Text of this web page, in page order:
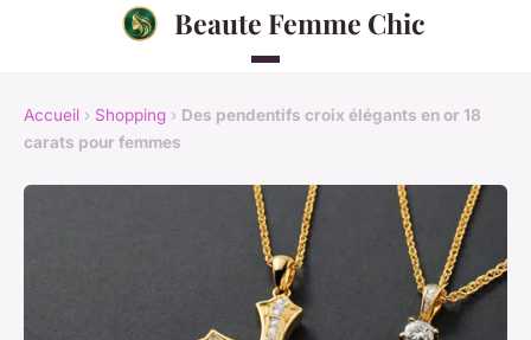
Beaute Femme Chic
Accueil › Shopping › Des pendentifs croix élégants en or 18
carats pour femmes